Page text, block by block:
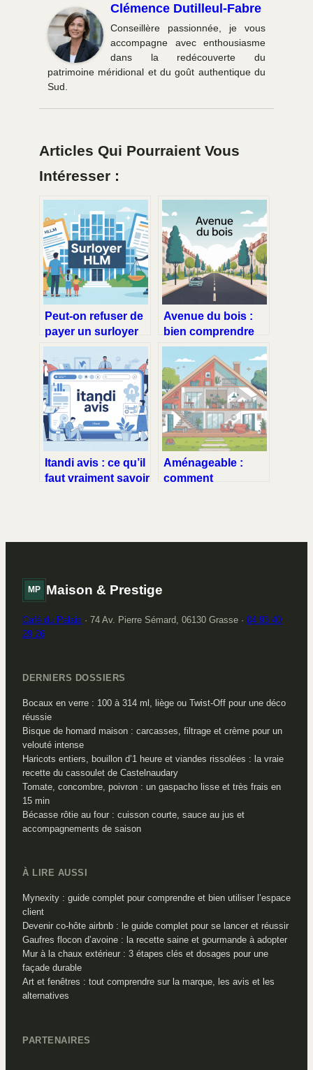
Clémence Dutilleul-Fabre
Conseillère passionnée, je vous
accompagne avec enthousiasme
dans la redécouverte du
patrimoine méridional et du goût authentique du
Sud.
Articles Qui Pourraient Vous
Intéresser :
Peut-on refuser de
payer un surloyer
hlm sans se mettre
en faute ?
Avenue du bois :
bien comprendre
ce nom de rue et
ses enjeux
Itandi avis : ce qu’il
faut vraiment savoir
Aménageable :
comment
espace
MP Maison & Prestige
Café du Palais · 74 Av. Pierre Sémard, 06130 Grasse · 04 93 40
29 26
DERNIERS DOSSIERS
Bocaux en verre : 100 à 314 ml, liège ou Twist-Off pour une déco
réussie
Bisque de homard maison : carcasses, filtrage et crème pour un
velouté intense
Haricots entiers, bouillon d’1 heure et viandes rissolées : la vraie
recette du cassoulet de Castelnaudary
Tomate, concombre, poivron : un gaspacho lisse et très frais en
15 min
Bécasse rôtie au four : cuisson courte, sauce au jus et
accompagnements de saison
À LIRE AUSSI
Mynexity : guide complet pour comprendre et bien utiliser l’espace
client
Devenir co-hôte airbnb : le guide complet pour se lancer et réussir
Gaufres flocon d’avoine : la recette saine et gourmande à adopter
Mur à la chaux extérieur : 3 étapes clés et dosages pour une
façade durable
Art et fenêtres : tout comprendre sur la marque, les avis et les
alternatives
PARTENAIRES